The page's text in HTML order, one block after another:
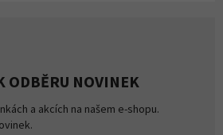
ODBĚRU NOVINEK
a akcích na našem e-shopu.